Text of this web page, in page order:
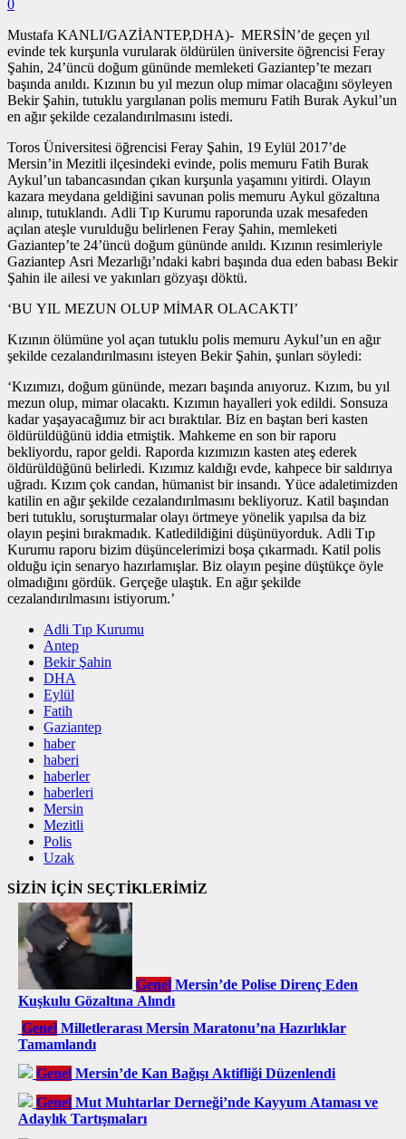
0
Mustafa KANLI/GAZİANTEP,DHA)- MERSİN’de geçen yıl
evinde tek kurşunla vurularak öldürülen üniversite öğrencisi Feray
Şahin, 24’üncü doğum gününde memleketi Gaziantep’te mezarı
başında anıldı. Kızının bu yıl mezun olup mimar olacağını söyleyen
Bekir Şahin, tutuklu yargılanan polis memuru Fatih Burak Aykul’un
en ağır şekilde cezalandırılmasını istedi.
Toros Üniversitesi öğrencisi Feray Şahin, 19 Eylül 2017’de
Mersin’in Mezitli ilçesindeki evinde, polis memuru Fatih Burak
Aykul’un tabancasından çıkan kurşunla yaşamını yitirdi. Olayın
kazara meydana geldiğini savunan polis memuru Aykul gözaltına
alınıp, tutuklandı. Adli Tıp Kurumu raporunda uzak mesafeden
açılan ateşle vurulduğu belirlenen Feray Şahin, memleketi
Gaziantep’te 24’üncü doğum gününde anıldı. Kızının resimleriyle
Gaziantep Asri Mezarlığı’ndaki kabri başında dua eden babası Bekir
Şahin ile ailesi ve yakınları gözyaşı döktü.
‘BU YIL MEZUN OLUP MİMAR OLACAKTI’
Kızının ölümüne yol açan tutuklu polis memuru Aykul’un en ağır
şekilde cezalandırılmasını isteyen Bekir Şahin, şunları söyledi:
‘Kızımızı, doğum gününde, mezarı başında anıyoruz. Kızım, bu yıl
mezun olup, mimar olacaktı. Kızımın hayalleri yok edildi. Sonsuza
kadar yaşayacağımız bir acı bıraktılar. Biz en baştan beri kasten
öldürüldüğünü iddia etmiştik. Mahkeme en son bir raporu
bekliyordu, rapor geldi. Raporda kızımızın kasten ateş ederek
öldürüldüğünü belirledi. Kızımız kaldığı evde, kahpece bir saldırıya
uğradı. Kızım çok candan, hümanist bir insandı. Yüce adaletimizden
katilin en ağır şekilde cezalandırılmasını bekliyoruz. Katil başından
beri tutuklu, soruşturmalar olayı örtmeye yönelik yapılsa da biz
olayın peşini bırakmadık. Katledildiğini düşünüyorduk. Adli Tıp
Kurumu raporu bizim düşüncelerimizi boşa çıkarmadı. Katil polis
olduğu için senaryo hazırlamışlar. Biz olayın peşine düştükçe öyle
olmadığını gördük. Gerçeğe ulaştık. En ağır şekilde
cezalandırılmasını istiyorum.’
Adli Tıp Kurumu
Antep
Bekir Şahin
DHA
Eylül
Fatih
Gaziantep
haber
haberi
haberler
haberleri
Mersin
Mezitli
Polis
Uzak
SİZİN İÇİN SEÇTİKLERİMİZ
Genel Mersin’de Polise Direnç Eden
Kuşkulu Gözaltına Alındı
Genel Milletlerarası Mersin Maratonu’na Hazırlıklar
Tamamlandı
Genel Mersin’de Kan Bağışı Aktifliği Düzenlendi
Genel Mut Muhtarlar Derneği’nde Kayyum Ataması ve
Adaylık Tartışmaları